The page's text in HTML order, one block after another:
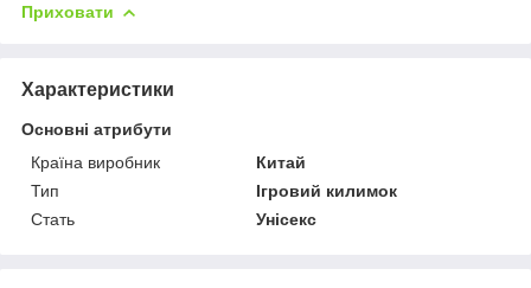
Приховати
Характеристики
Основні атрибути
Країна виробник
Китай
Тип
Ігровий килимок
Стать
Унісекс